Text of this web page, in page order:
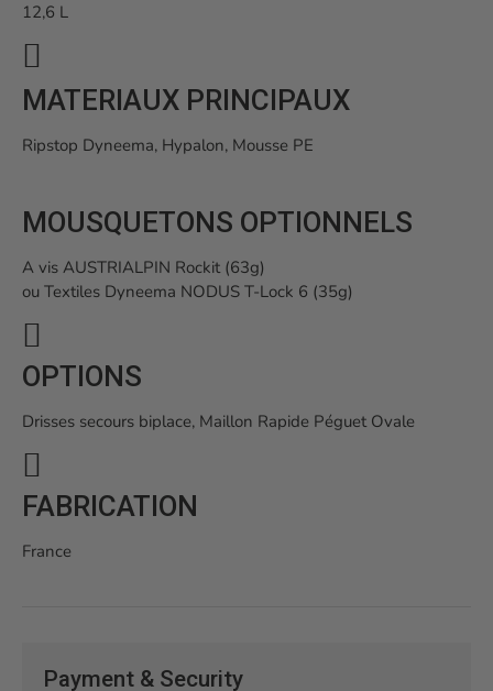
12,6 L
MATERIAUX PRINCIPAUX
Ripstop Dyneema, Hypalon, Mousse PE
MOUSQUETONS OPTIONNELS
A vis AUSTRIALPIN Rockit (63g)
ou Textiles Dyneema NODUS T-Lock 6 (35g)
OPTIONS
Drisses secours biplace, Maillon Rapide Péguet Ovale
FABRICATION
France
Payment & Security